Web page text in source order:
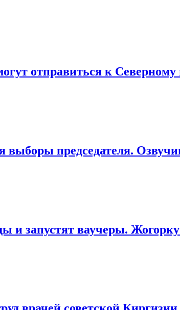
отправиться к Северному
выборы председателя.
и запустят ваучеры.